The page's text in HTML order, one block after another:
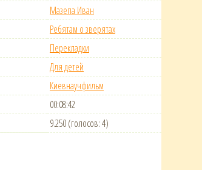
Мазепа Иван
Ребятам о зверятах
Перекладки
Для детей
Киевнаучфильм
00:08:42
9.250 (голосов: 4)